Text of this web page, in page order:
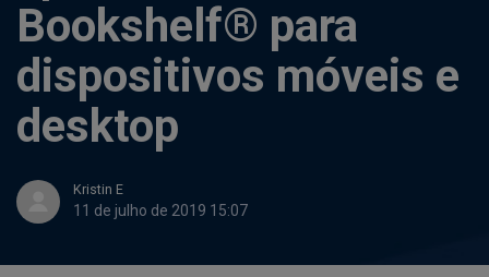
Bookshelf® para
dispositivos móveis e
desktop
Kristin E
11 de julho de 2019 15:07